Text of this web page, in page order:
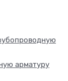
арматуру